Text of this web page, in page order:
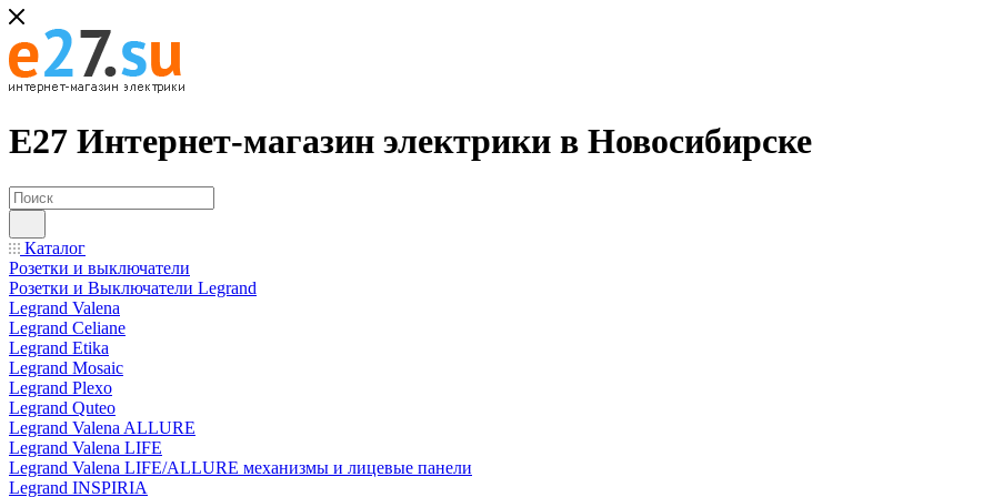
Е27 Интернет-магазин электрики в Новосибирске
Каталог
Розетки и выключатели
Розетки и Выключатели Legrand
Legrand Valena
Legrand Celiane
Legrand Etika
Legrand Mosaic
Legrand Plexo
Legrand Quteo
Legrand Valena ALLURE
Legrand Valena LIFE
Legrand Valena LIFE/ALLURE механизмы и лицевые панели
Legrand INSPIRIA